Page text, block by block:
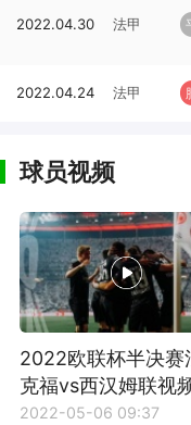
2022.04.30 法甲
2022.04.24 法甲
球员视频
2022欧联杯半决赛
克福vs西汉姆联视
锦
2022-05-06 09:37